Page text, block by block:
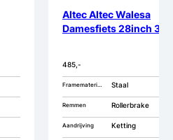
Altec Altec Walesa
Damesfiets 28inch 3v
485,-
Staal
Remmen Rollerbrake
Aandrijving Ketting